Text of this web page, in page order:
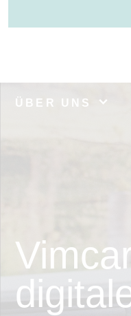
ÜBER UNS